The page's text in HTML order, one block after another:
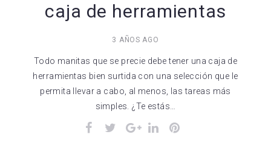
caja de herramientas
3 AÑOS AGO
Todo manitas que se precie debe tener una caja de
herramientas bien surtida con una selección que le
permita llevar a cabo, al menos, las tareas más
simples. ¿Te estás…
FacebookTwitter Google+ LinkedIn